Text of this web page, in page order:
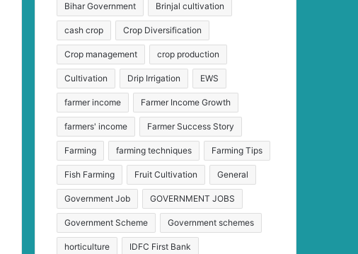
Bihar Government Brinjal cultivation
cash crop Crop Diversification
Crop management crop production
Cultivation Drip Irrigation EWS
farmer income Farmer Income Growth
farmers' income Farmer Success Story
Farming farming techniques Farming Tips
Fish Farming Fruit Cultivation General
Government Job GOVERNMENT JOBS
Government Scheme Government schemes
horticulture IDFC First Bank